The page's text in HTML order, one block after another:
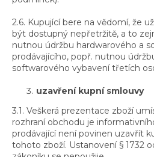
2.6. Kupující bere na vědomí, že
být dostupný nepřetržitě, a to
nutnou údržbu hardwarového a
prodávajícího, popř. nutnou
softwarového vybavení třetích
uzavření kupní smlouvy
3.1. Veškerá prezentace zboží
rozhraní obchodu je
prodávající není povinen uzavřít
tohoto zboží. Ustanovení § 1732